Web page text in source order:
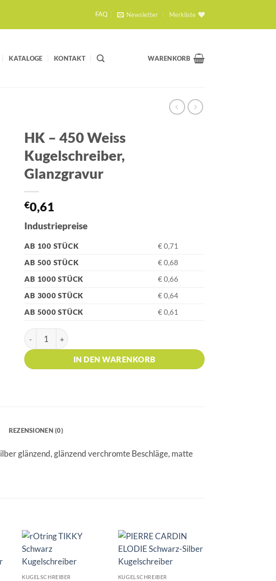
FAQ Newsletter Merkliste
KATALOGE KONTAKT WARENKORB
HK – 450 Weiss
Kugelschreiber,
Glanzgravur
€0,61
Industriepreise
AB 100 STÜCK
€ 0,71
AB 500 STÜCK
€ 0,68
AB 1000 STÜCK
€ 0,66
AB 3000 STÜCK
€ 0,64
AB 5000 STÜCK
€ 0,61
HK - 450 Weiss Kugelschreiber, Glanzgravur Menge
IN DEN WARENKORB
REZENSIONEN (0)
glänzend, glänzend verchromte Beschläge, matte
KUGELSCHREIBER KUGELSCHREIBER